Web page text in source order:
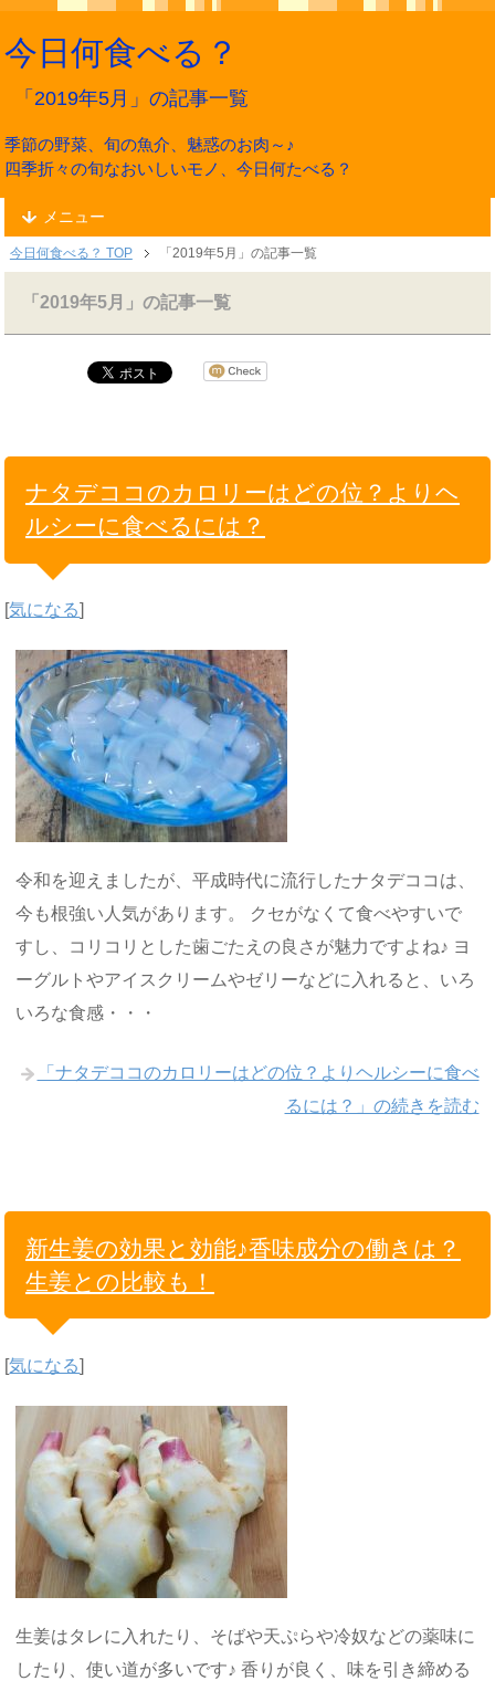
今日何食べる？
「2019年5月」の記事一覧
季節の野菜、旬の魚介、魅惑のお肉～♪
四季折々の旬なおいしいモノ、今日何たべる？
メニュー
今日何食べる？ TOP 「2019年5月」の記事一覧
「2019年5月」の記事一覧
ナタデココのカロリーはどの位？よりヘ
ルシーに食べるには？
[気になる]
令和を迎えましたが、平成時代に流行したナタデココは、
今も根強い人気があります。 クセがなくて食べやすいで
すし、コリコリとした歯ごたえの良さが魅力ですよね♪ ヨ
ーグルトやアイスクリームやゼリーなどに入れると、いろ
いろな食感・・・
「ナタデココのカロリーはどの位？よりヘルシーに食べ
るには？」の続きを読む
新生姜の効果と効能♪香味成分の働きは？
生姜との比較も！
[気になる]
生姜はタレに入れたり、そばや天ぷらや冷奴などの薬味に
したり、使い道が多いです♪ 香りが良く、味を引き締める